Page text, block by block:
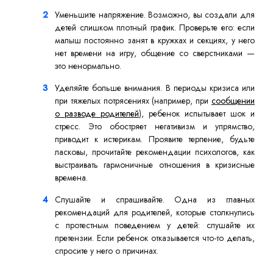
Уменьшите напряжение. Возможно, вы создали для
детей слишком плотный график. Проверьте его: если
малыш постоянно занят в кружках и секциях, у него
нет времени на игру, общение со сверстниками —
это ненормально.
Уделяйте больше внимания. В периоды кризиса или
при тяжелых потрясениях (например, при сообщении
о разводе родителей), ребенок испытывает шок и
стресс. Это обостряет негативизм и упрямство,
приводит к истерикам. Проявите терпение, будьте
ласковы, прочитайте рекомендации психологов, как
выстраивать гармоничные отношения в кризисные
времена.
Слушайте и спрашивайте. Одна из главных
рекомендаций для родителей, которые столкнулись
с протестным поведением у детей: слушайте их
претензии. Если ребенок отказывается что-то делать,
спросите у него о причинах.